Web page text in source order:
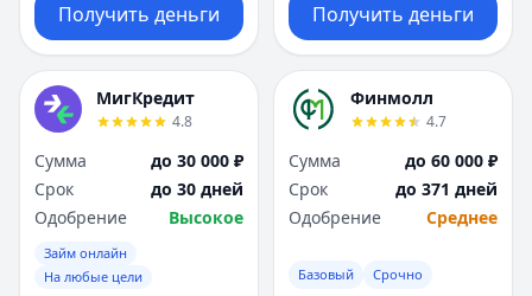
Получить деньги Получить деньги
МигКредит
4.8
Сумма
до 30 000 ₽
Срок
до 30 дней
Одобрение
Высокое
Займ онлайн
На любые цели
Финмолл
4.7
Сумма
до 60 000 ₽
Срок
до 371 дней
Одобрение
Среднее
Базовый Срочно